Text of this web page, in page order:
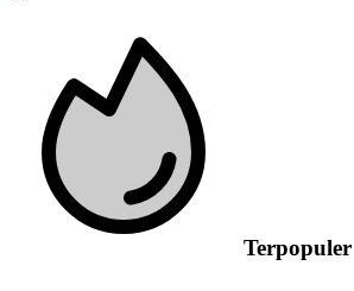
Terpopuler